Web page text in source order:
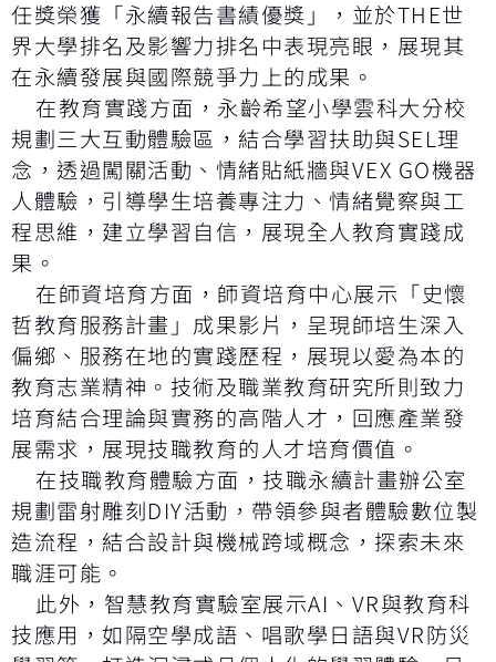
任獎榮獲「永續報告書績優獎」，並於THE世
界大學排名及影響力排名中表現亮眼，展現其
在永續發展與國際競爭力上的成果。
在教育實踐方面，永齡希望小學雲科大分校
規劃三大互動體驗區，結合學習扶助與SEL理
念，透過闖關活動、情緒貼紙牆與VEX GO機器
人體驗，引導學生培養專注力、情緒覺察與工
程思維，建立學習自信，展現全人教育實踐成
果。
在師資培育方面，師資培育中心展示「史懷
哲教育服務計畫」成果影片，呈現師培生深入
偏鄉、服務在地的實踐歷程，展現以愛為本的
教育志業精神。技術及職業教育研究所則致力
培育結合理論與實務的高階人才，回應產業發
展需求，展現技職教育的人才培育價值。
在技職教育體驗方面，技職永續計畫辦公室
規劃雷射雕刻DIY活動，帶領參與者體驗數位製
造流程，結合設計與機械跨域概念，探索未來
職涯可能。
此外，智慧教育實驗室展示AI、VR與教育科
技應用，如隔空學成語、唱歌學日語與VR防災